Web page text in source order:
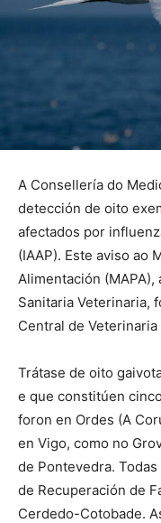
A Consellería do
detección de oito
afectados por
(IAAP). Este aviso ao
Alimentación
Sanitaria Veterinaria,
Central de
Trátase de oito
e que constitúen
foron en Ordes (A
en Vigo, como no
de Pontevedra.
de Recuperación de
Cerdedo-Cotobade.